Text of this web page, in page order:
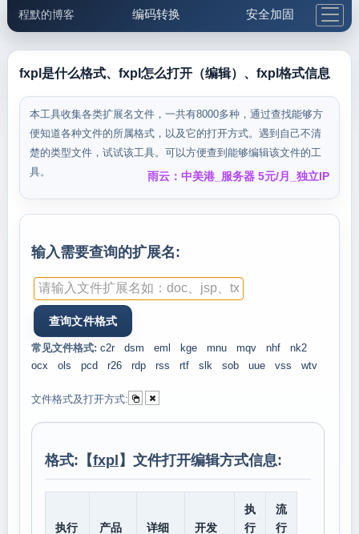
程默的博客 编码转换 安全加固
邮件工具 生活便民 更多工具
5.1支付宝大红包
fxpl是什么格式、fxpl怎么打开（编辑）、fxpl格式信息
本工具收集各类扩展名文件，一共有8000多种，通过查找能够方
便知道各种文件的所属格式，以及它的打开方式。遇到自己不清
楚的类型文件，试试该工具。可以方便查到能够编辑该文件的工
具。
雨云：中美港_服务器 5元/月_独立IP
输入需要查询的扩展名:
常见文件格式: c2r dsm eml kge mnu mqv nhf
nk2
ocx
ols pcd r26 rdp rss rtf slk sob uue vss wtv
文件格式及打开方式:
格式:【fxpl 】文件打开编辑方式信息:
执行
产品
详细
开发
执
行
流
行